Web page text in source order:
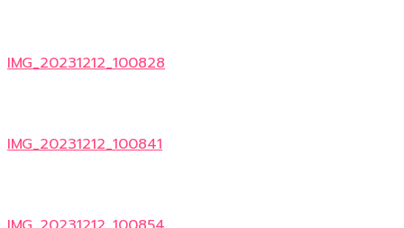
IMG_20231212_100828
IMG_20231212_100841